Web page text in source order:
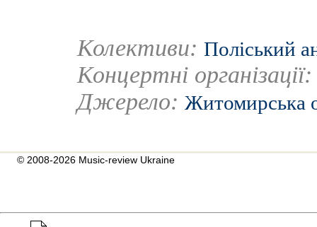
Колективи: Поліський
Концертні
Джерело: Житомирська
© 2008-2026 Music-review Ukraine